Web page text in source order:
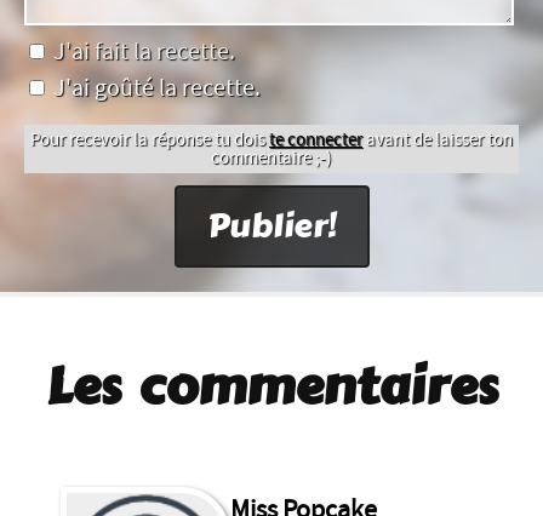
J'ai fait la recette.
J'ai goûté la recette.
Pour recevoir la réponse tu doiste connecteravant de laisser ton
commentaire ;-)
Les commentaires
Miss Popcake